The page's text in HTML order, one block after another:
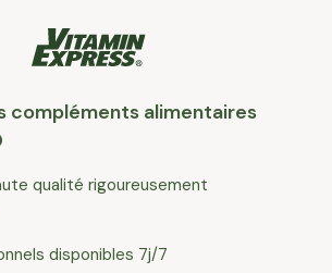
compléments alimentaires
qualité rigoureusement
disponibles 7j/7